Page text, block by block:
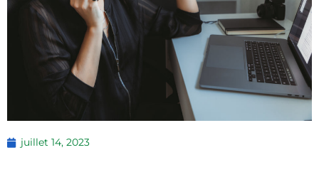
juillet 14, 2023